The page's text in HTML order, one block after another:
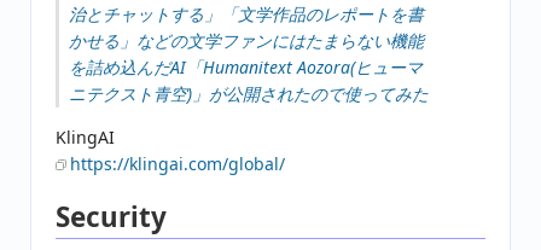
治とチャットする」「文学作品のレポートを書
かせる」などの文学ファンにはたまらない機能
を詰め込んだAI「Humanitext Aozora(ヒューマ
ニテクスト青空)」が公開されたので使ってみた
KlingAI
https://klingai.com/global/
Security